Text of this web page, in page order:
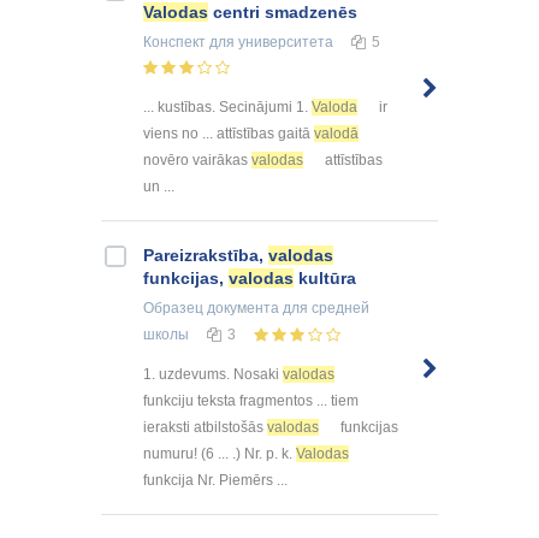
Valodas centri smadzenēs
Конспект для университета 5
... kustības. Secinājumi 1. Valoda
ir
viens no ... attīstības gaitā valodā
novēro vairākas valodas
attīstības
un ...
Pareizrakstība, valodas
funkcijas, valodas kultūra
Образец документа для средней
школы
3
1. uzdevums. Nosaki valodas
funkciju teksta fragmentos ... tiem
ieraksti atbilstošās valodas
funkcijas
numuru! (6 ... .) Nr. p. k. Valodas
funkcija Nr. Piemērs ...